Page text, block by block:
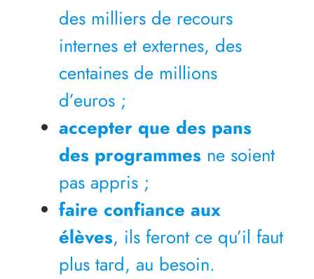
des milliers de recours
internes et externes, des
centaines de millions
d’euros ;
accepter que des pans
des programmes ne soient
pas appris ;
faire confiance aux
élèves, ils feront ce qu’il faut
plus tard, au besoin.